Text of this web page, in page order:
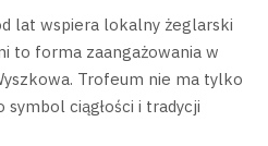
lat wspiera lokalny żeglarski
to forma zaangażowania w
Trofeum nie ma tylko
ciągłości i tradycji